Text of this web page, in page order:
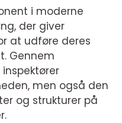
i moderne
der giver
at udføre deres
Gennem
men også den
og strukturer på